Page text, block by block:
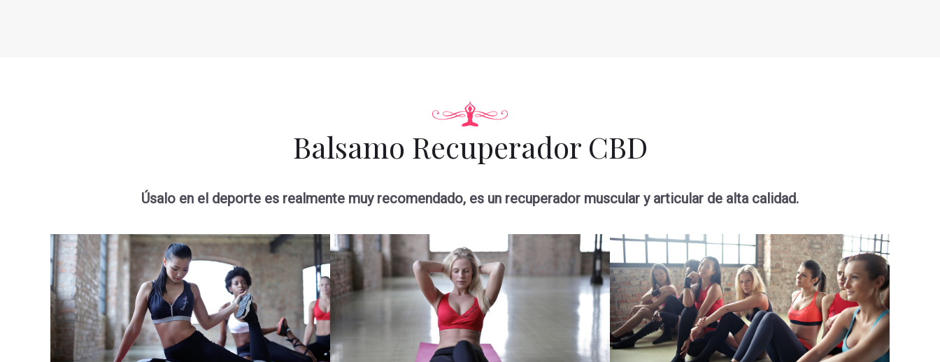
Balsamo Recuperador CBD
Úsalo en el deporte es realmente muy recomendado, es un recuperador muscular y articular de alta calidad.